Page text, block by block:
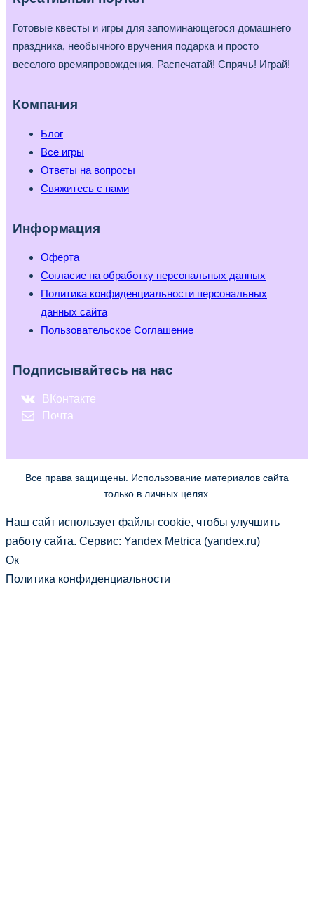
Готовые квесты и игры для запоминающегося домашнего
праздника, необычного вручения подарка и просто
веселого времяпровождения. Распечатай! Спрячь! Играй!
Компания
Блог
Все игры
Ответы на вопросы
Свяжитесь с нами
Информация
Оферта
Согласие на обработку персональных данных
Политика конфиденциальности персональных
данных сайта
Пользовательское Соглашение
Подписывайтесь на нас
ВКонтакте
Почта
Все права защищены. Использование материалов сайта
только в личных целях.
Наш сайт использует файлы cookie, чтобы улучшить
работу сайта. Сервис: Yandex Metrica (yandex.ru)
Ок
Политика конфиденциальности